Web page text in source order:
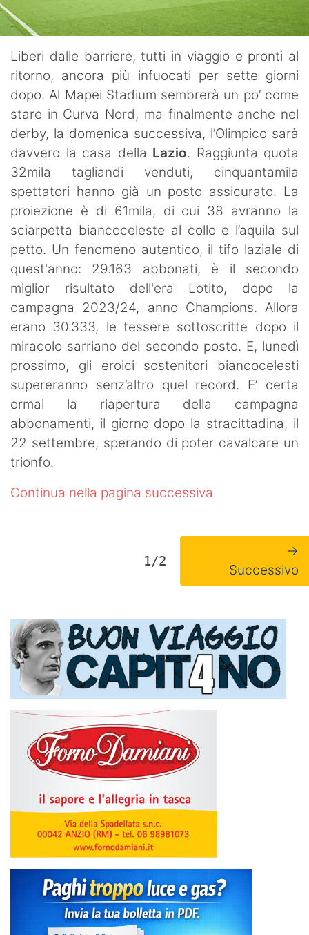
Liberi dalle barriere, tutti in viaggio e pronti al
ritorno, ancora più infuocati per sette giorni
dopo. Al Mapei Stadium sembrerà un po’ come
stare in Curva Nord, ma finalmente anche nel
derby, la domenica successiva, l’Olimpico sarà
davvero la casa della Lazio. Raggiunta quota
32mila tagliandi venduti, cinquantamila
spettatori hanno già un posto assicurato. La
proiezione è di 61mila, di cui 38 avranno la
sciarpetta biancoceleste al collo e l’aquila sul
petto. Un fenomeno autentico, il tifo laziale di
quest'anno: 29.163 abbonati, è il secondo
miglior risultato dell'era Lotito, dopo la
campagna 2023/24, anno Champions. Allora
erano 30.333, le tessere sottoscritte dopo il
miracolo sarriano del secondo posto. E, lunedì
prossimo, gli eroici sostenitori biancocelesti
supereranno senz’altro quel record. E’ certa
ormai la riapertura della campagna
abbonamenti, il giorno dopo la stracittadina, il
22 settembre, sperando di poter cavalcare un
trionfo.
Continua nella pagina successiva
1/2
→
Successivo